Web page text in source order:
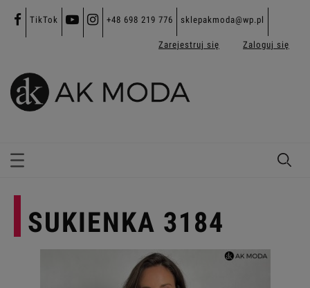
TikTok +48 698 219 776 sklepakmoda@wp.pl
Zarejestruj się Zaloguj się
SUKIENKA 3184